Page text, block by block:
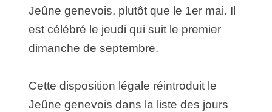
Jeûne genevois, plutôt que le 1er mai. Il
est célébré le jeudi qui suit le premier
dimanche de septembre.
Cette disposition légale réintroduit le
Jeûne genevois dans la liste des jours